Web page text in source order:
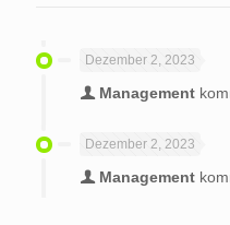
Dezember 2, 2023
Management
Dezember 2, 2023
Management